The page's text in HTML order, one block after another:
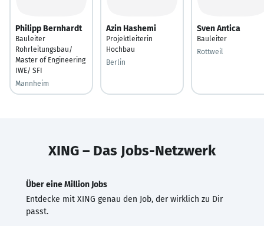
Philipp Bernhardt
Bauleiter
Rohrleitungsbau/
Master of Engineering
IWE/ SFI
Mannheim
Azin Hashemi
Projektleiterin
Hochbau
Berlin
Sven Antica
Bauleiter
Rottweil
XING – Das Jobs-Netzwerk
Über eine Million Jobs
Entdecke mit XING genau den Job, der wirklich zu Dir
passt.